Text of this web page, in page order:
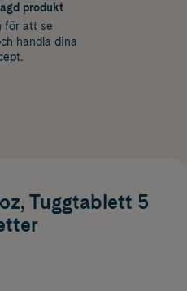
produkt
för att se
handla dina
Tuggtablett 5